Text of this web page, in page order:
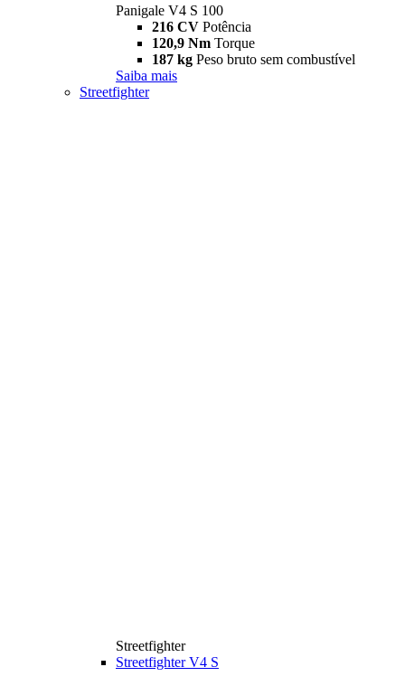
Panigale V4 S 100
216 CV Potência
120,9 Nm Torque
187 kg Peso bruto sem combustível
Saiba mais
Streetfighter
Streetfighter
Streetfighter V4 S